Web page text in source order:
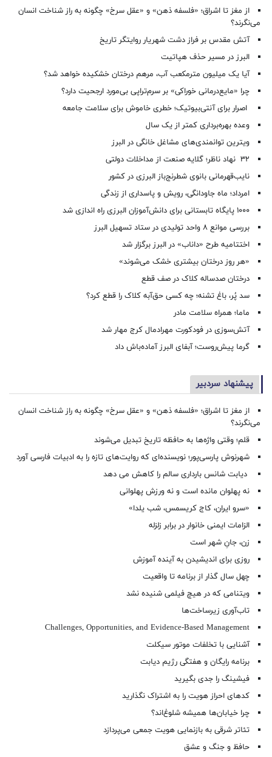
از مغز تا اشراق؛ «فلسفه ذهن» و «عقل سرخ» چگونه به راز شناخت انسان
می‌نگرند؟
آتش مقدس بر فراز دشت شهریار روایتگر تاریخ
البرز در مسیر حذف هپاتیت
آیا یک میلیون مترمکعب آب، مرهم درختان خشکیده خواهد شد؟
چرا «مایع‌درمانی خوراکی» بر سرم‌تراپی بی‌مورد ارجحیت دارد؟
اصرار برای آنتی‌بیوتیک؛ خطری خاموش برای سلامت جامعه
وعده بهره‌برداری کمتر از یک سال
ویترین توانمندی‌های مشاغل خانگی در البرز
۳۲ نهاد ناظر؛ گلایه صنعت از مداخلات دولتی
نایب‌قهرمانی بانوی شطرنج‌باز البرزی در کشور
امرداد؛ ماه جاودانگی، رویش و پاسداری از زندگی
۱۰۰۰ پایگاه تابستانی برای دانش‌آموزان البرزی راه اندازی شد
بررسی موانع ۸ واحد تولیدی در ستاد تسهیل البرز
اختتامیه طرح «داناب» در البرز برگزار شد
«هر روز درختان بیشتری خشک می‌شوند»
درختان صدساله کلاک در صف قطع
سد پُر، باغ تشنه؛ چه کسی حق‌آبه کلاک را قطع کرد؟
ماما؛ همراه سلامت مادر
آتش‌سوزی در فودکورت مهرادمال کرج مهار شد
گرما پیش‌روست؛ آبفای البرز آماده‌باش داد
پیشنهاد سردبیر
از مغز تا اشراق؛ «فلسفه ذهن» و «عقل سرخ» چگونه به راز شناخت انسان
می‌نگرند؟
قلم؛ وقتی واژه‌ها به حافظه تاریخ تبدیل می‌شوند
شهرنوش پارسی‌پور؛ نویسنده‌ای که روایت‌های تازه را به ادبیات فارسی آورد
دیابت شانس بارداری سالم را کاهش می دهد
نه پهلوان مانده است و نه ورزش پهلوانی
«سرو ایران، کاج کریسمس، شب یلدا»
الزامات ایمنی خانوار در برابر زلزله
زن، جانِ شهر است
روزی برای اندیشیدن به آینده آموزش
چهل سال گذار از برنامه تا واقعیت
ویتنامی که در هیچ فیلمی شنیده نشد
تاب‌آوری زیرساخت‌ها
Challenges, Opportunities, and Evidence-Based Management
آشنایی با تخلفات موتور سیکلت
برنامه رایگان و هفتگی رژیم دیابت
فیشینگ را جدی بگیرید
کدهای احراز هویت را به اشتراک نگذارید
چرا خیابان‌ها همیشه شلوغ‌اند؟
تئاتر شرقی به بازنمایی هویت جمعی می‌پردازد
حافظ و جنگ و عشق